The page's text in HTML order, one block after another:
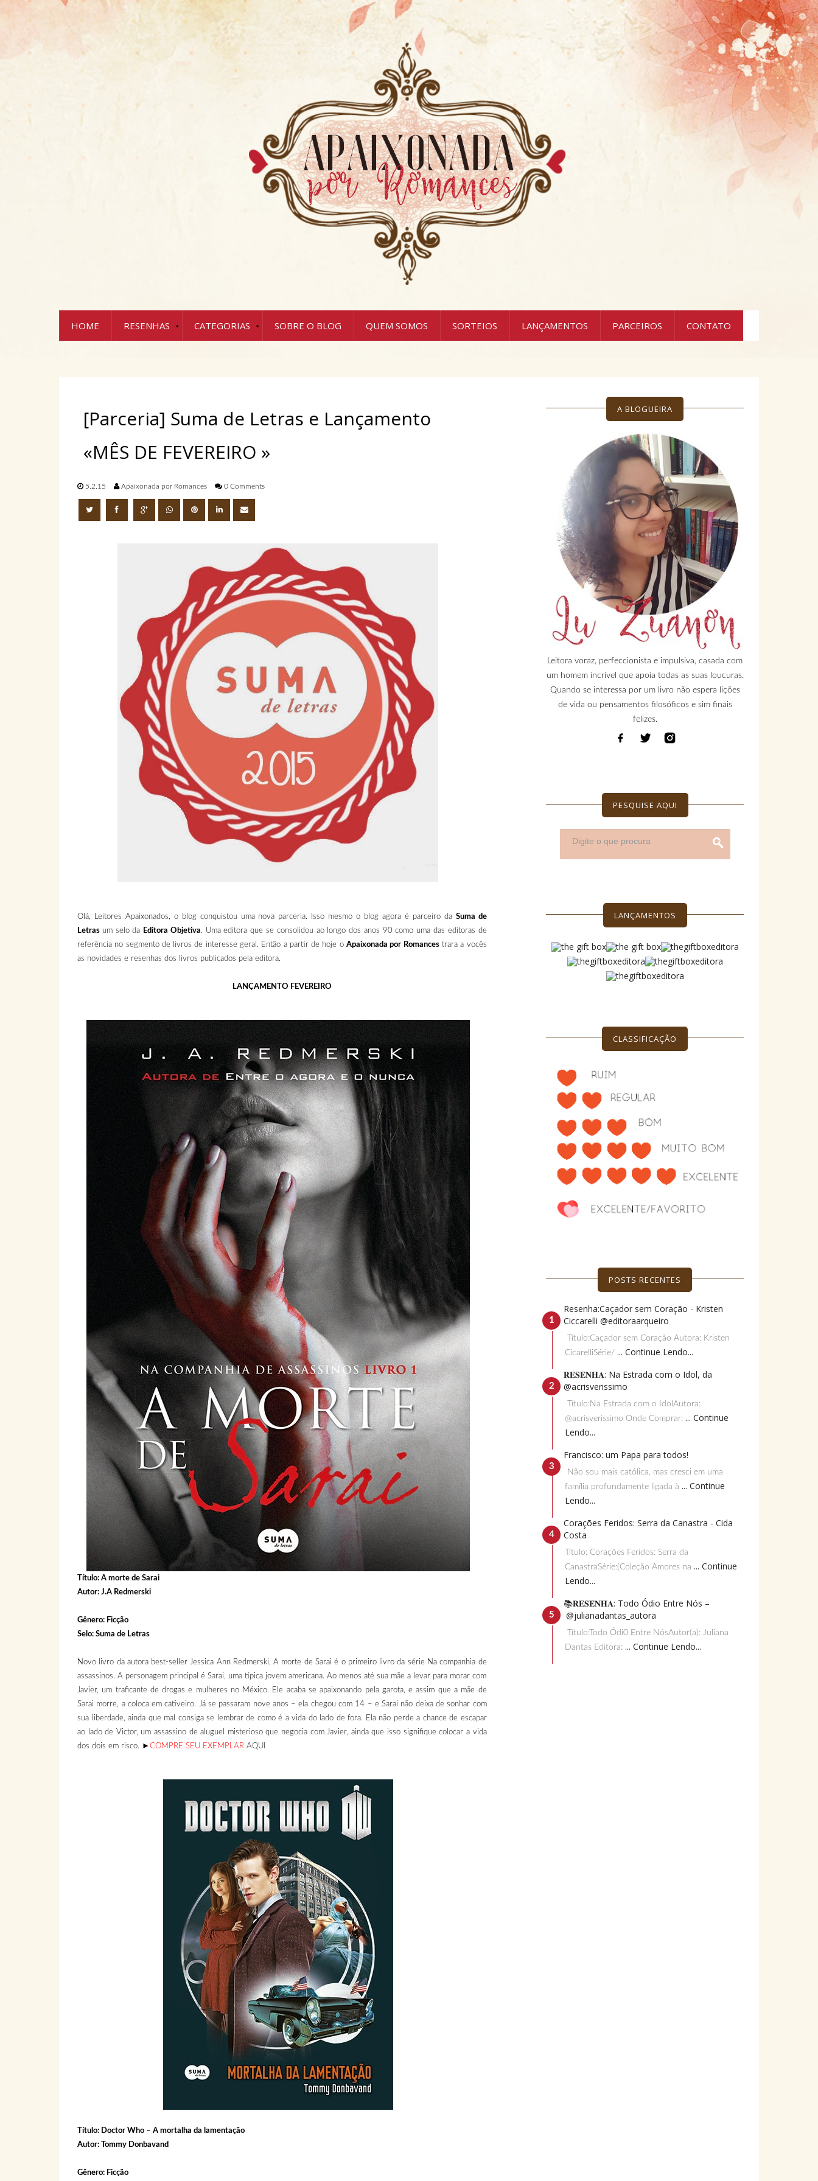
HOME RESENHAS CATEGORIAS SOBRE O BLOG QUEM SOMOS SORTEIOS LANÇAMENTOS PARCEIROS CONTATO
[Parceria] Suma de Letras e Lançamento
«MÊS DE FEVEREIRO »
5.2.15 Apaixonada por Romances 0 Comments
Olá, Leitores Apaixonados, o blog conquistou uma nova parceria. Isso mesmo o blog agora é parceiro da Suma de
Letras um selo da Editora Objetiva. Uma editora que se consolidou ao longo dos anos 90 como uma das editoras de
referência no segmento de livros de interesse geral. Então a partir de hoje oApaixonada por Romancestrara a vocês
as novidades e resenhas dos livros publicados pela editora.
LANÇAMENTO FEVEREIRO
Título: A morte de Sarai
Autor: J.A Redmerski
Gênero: Ficção
Selo: Suma de Letras
Novo livro da autora best-seller Jessica Ann Redmerski, A morte de Sarai é o primeiro livro da série Na companhia de
assassinos. A personagem principal é Sarai, uma típica jovem americana. Ao menos até sua mãe a levar para morar com
Javier, um traficante de drogas e mulheres no México. Ele acaba se apaixonando pela garota, e assim que a mãe de
Sarai morre, a coloca em cativeiro. Já se passaram nove anos – ela chegou com 14 – e Sarai não deixa de sonhar com
sua liberdade, ainda que mal consiga se lembrar de como é a vida do lado de fora. Ela não perde a chance de escapar
ao lado de Victor, um assassino de aluguel misterioso que negocia com Javier, ainda que isso signifique colocar a vida
dos dois em risco. ► COMPRE SEU EXEMPLAR AQUI
Título: Doctor Who – A mortalha da lamentação
Autor: Tommy Donbavand
Gênero: Ficção
A BLOGUEIRA
Leitora voraz, perfeccionista e impulsiva, casada com
um homem incrível que apoia todas as suas loucuras.
Quando se interessa por um livro não espera lições
de vida ou pensamentos filosóficos e sim finais
felizes.
PESQUISE AQUI
LANÇAMENTOS
CLASSIFICAÇÃO
POSTS RECENTES
Resenha:Caçador sem Coração - Kristen
Ciccarelli @editoraarqueiro
Título:Caçador sem Coração Autora: Kristen
CicarelliSérie/ ... Continue Lendo...
𝐑𝐄𝐒𝐄𝐍𝐇𝐀: Na Estrada com o Idol, da
@acrisverissimo
Título:Na Estrada com o IdolAutora:
@acrisverissimo Onde Comprar: ... Continue
Lendo...
Francisco: um Papa para todos!
Não sou mais católica, mas cresci em uma
família profundamente ligada à ... Continue
Lendo...
Corações Feridos: Serra da Canastra - Cida
Costa
Título: Corações Feridos: Serra da
CanastraSérie:(Coleção Amores na ... Continue
Lendo...
📚𝐑𝐄𝐒𝐄𝐍𝐇𝐀: Todo Ódio Entre Nós –
@julianadantas_autora
Título:Todo Ódi0 Entre NósAutor(a): Juliana
Dantas Editora: ... Continue Lendo...